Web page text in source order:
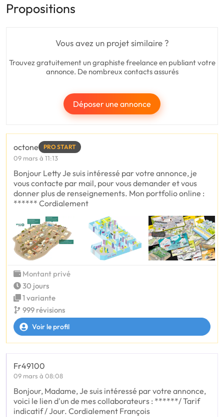
Propositions
Vous avez un projet similaire ?
Trouvez gratuitement un graphiste freelance en publiant votre
annonce. De nombreux contacts assurés
Déposer une annonce
octone PRO START
09 mars à 11:13
Bonjour Letty Je suis intéressé par votre annonce, je
vous contacte par mail, pour vous demander et vous
donner plus de renseignements. Mon portfolio online :
****** Cordialement
Montant privé
30 jours
1 variante
999 révisions
Voir le profil
Fr49100
09 mars à 08:08
Bonjour, Madame, Je suis intéressé par votre annonce,
voici le lien d'un de mes collaborateurs : ******/ Tarif
indicatif / Jour. Cordialement François